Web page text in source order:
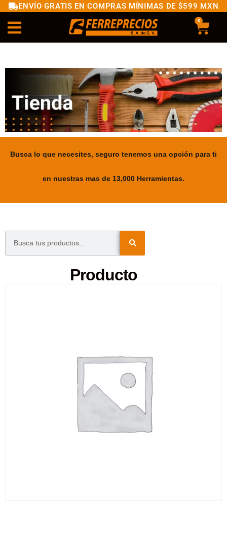
ENVÍO GRATIS EN COMPRAS MÍNIMAS DE $599 MXN
0
Busca lo que necesites, seguro tenemos una opción para ti
en nuestras mas de 13,000 Herramientas.
Producto